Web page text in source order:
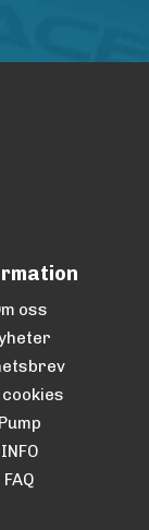
oss
cookies
Pump
INFO
FAQ